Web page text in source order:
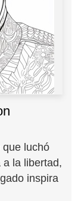
que luchó
la libertad,
inspira